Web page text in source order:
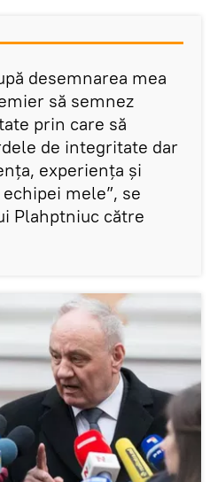
desemnarea mea
să semnez
prin care să
de integritate dar
experienţa şi
mele”, se
Plahptniuc către